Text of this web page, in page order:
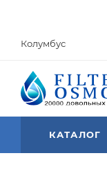
Колумбус
КАТАЛОГ